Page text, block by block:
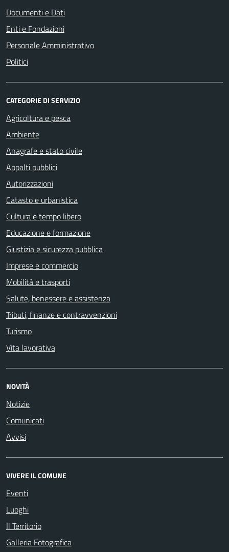
Documenti e Dati
Enti e Fondazioni
Personale Amministrativo
Politici
CATEGORIE DI SERVIZIO
Agricoltura e pesca
Ambiente
Anagrafe e stato civile
Appalti pubblici
Autorizzazioni
Catasto e urbanistica
Cultura e tempo libero
Educazione e formazione
Giustizia e sicurezza pubblica
Imprese e commercio
Mobilità e trasporti
Salute, benessere e assistenza
Tributi, finanze e contravvenzioni
Turismo
Vita lavorativa
NOVITÀ
Notizie
Comunicati
Avvisi
VIVERE IL COMUNE
Eventi
Luoghi
Il Territorio
Galleria Fotografica